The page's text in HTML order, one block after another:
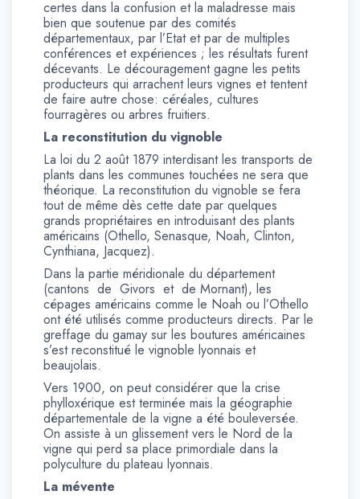
certes dans la confusion et la maladresse mais
bien que soutenue par des comités
départementaux, par l’Etat et par de multiples
conférences et expériences ; les résultats furent
décevants. Le découragement gagne les petits
producteurs qui arrachent leurs vignes et tentent
de faire autre chose: céréales, cultures
fourragères ou arbres fruitiers.
La reconstitution du vignoble
La loi du 2 août 1879 interdisant les transports de
plants dans les communes touchées ne sera que
théorique. La reconstitution du vignoble se fera
tout de même dès cette date par quelques
grands propriétaires en introduisant des plants
américains (Othello, Senasque, Noah, Clinton,
Cynthiana, Jacquez).
Dans la partie méridionale du département
(cantons de Givors et de Mornant), les
cépages américains comme le Noah ou l’Othello
ont été utilisés comme producteurs directs. Par le
greffage du gamay sur les boutures américaines
s’est reconstitué le vignoble lyonnais et
beaujolais.
Vers 1900, on peut considérer que la crise
phylloxérique est terminée mais la géographie
départementale de la vigne a été bouleversée.
On assiste à un glissement vers le Nord de la
vigne qui perd sa place primordiale dans la
polyculture du plateau lyonnais.
La mévente